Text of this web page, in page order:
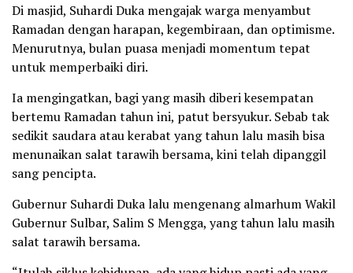
Di masjid, Suhardi Duka mengajak warga menyambut
Ramadan dengan harapan, kegembiraan, dan optimisme.
Menurutnya, bulan puasa menjadi momentum tepat
untuk memperbaiki diri.
Ia mengingatkan, bagi yang masih diberi kesempatan
bertemu Ramadan tahun ini, patut bersyukur. Sebab tak
sedikit saudara atau kerabat yang tahun lalu masih bisa
menunaikan salat tarawih bersama, kini telah dipanggil
sang pencipta.
Gubernur Suhardi Duka lalu mengenang almarhum Wakil
Gubernur Sulbar, Salim S Mengga, yang tahun lalu masih
salat tarawih bersama.